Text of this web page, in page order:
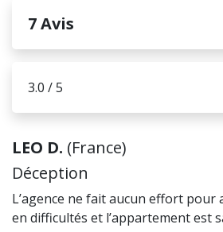
7Avis
3.0 / 5
LEO D. (France)
Déception
L’agence ne fait aucun effort pour
en difficultés et l’appartement est